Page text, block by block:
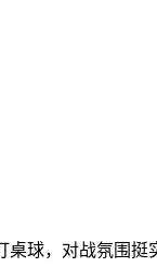
桌球，对战氛围挺